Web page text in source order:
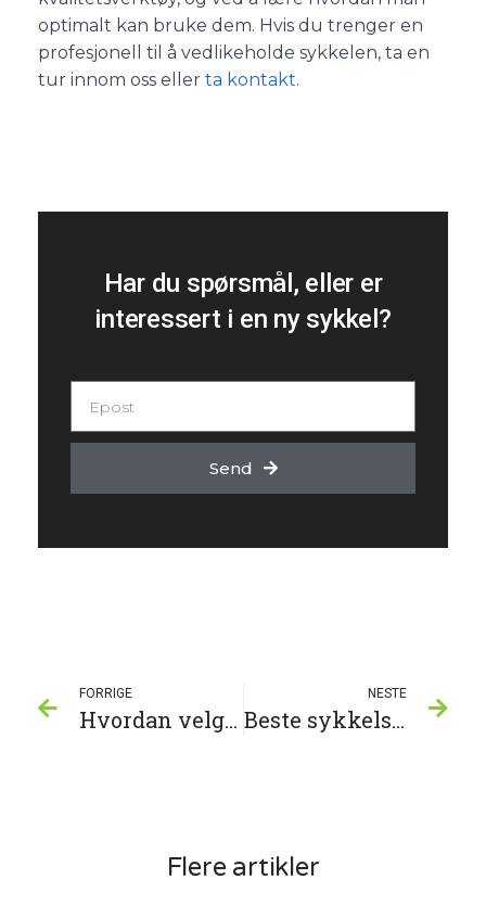
optimalt kan bruke dem. Hvis du trenger en
profesjonell til å vedlikeholde sykkelen, ta en
tur innom oss eller ta kontakt.
Har du spørsmål, eller er
interessert i en ny sykkel?
Send
FORRIGE
Hvordan velge riktig sykkelklær
NESTE
Beste sykkelsete for barn: Guide og anbefalinger
Flere artikler